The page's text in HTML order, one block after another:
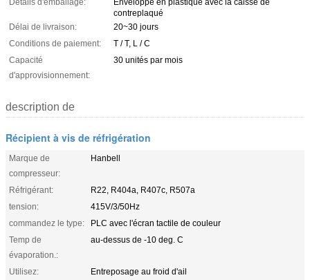
Détails d'emballage:
Enveloppe en plastique avec la caisse de
contreplaqué
Délai de livraison:
20~30 jours
Conditions de paiement:
T / T, L / C
Capacité
d'approvisionnement:
30 unités par mois
description de
Récipient à vis de réfrigération
Marque de
compresseur:
Hanbell
Réfrigérant:
R22, R404a, R407c, R507a
tension:
415V/3/50Hz
commandez le type:
PLC avec l'écran tactile de couleur
Temp de
évaporation.:
au-dessus de -10 deg. C
Utilisez:
Entreposage au froid d'ail